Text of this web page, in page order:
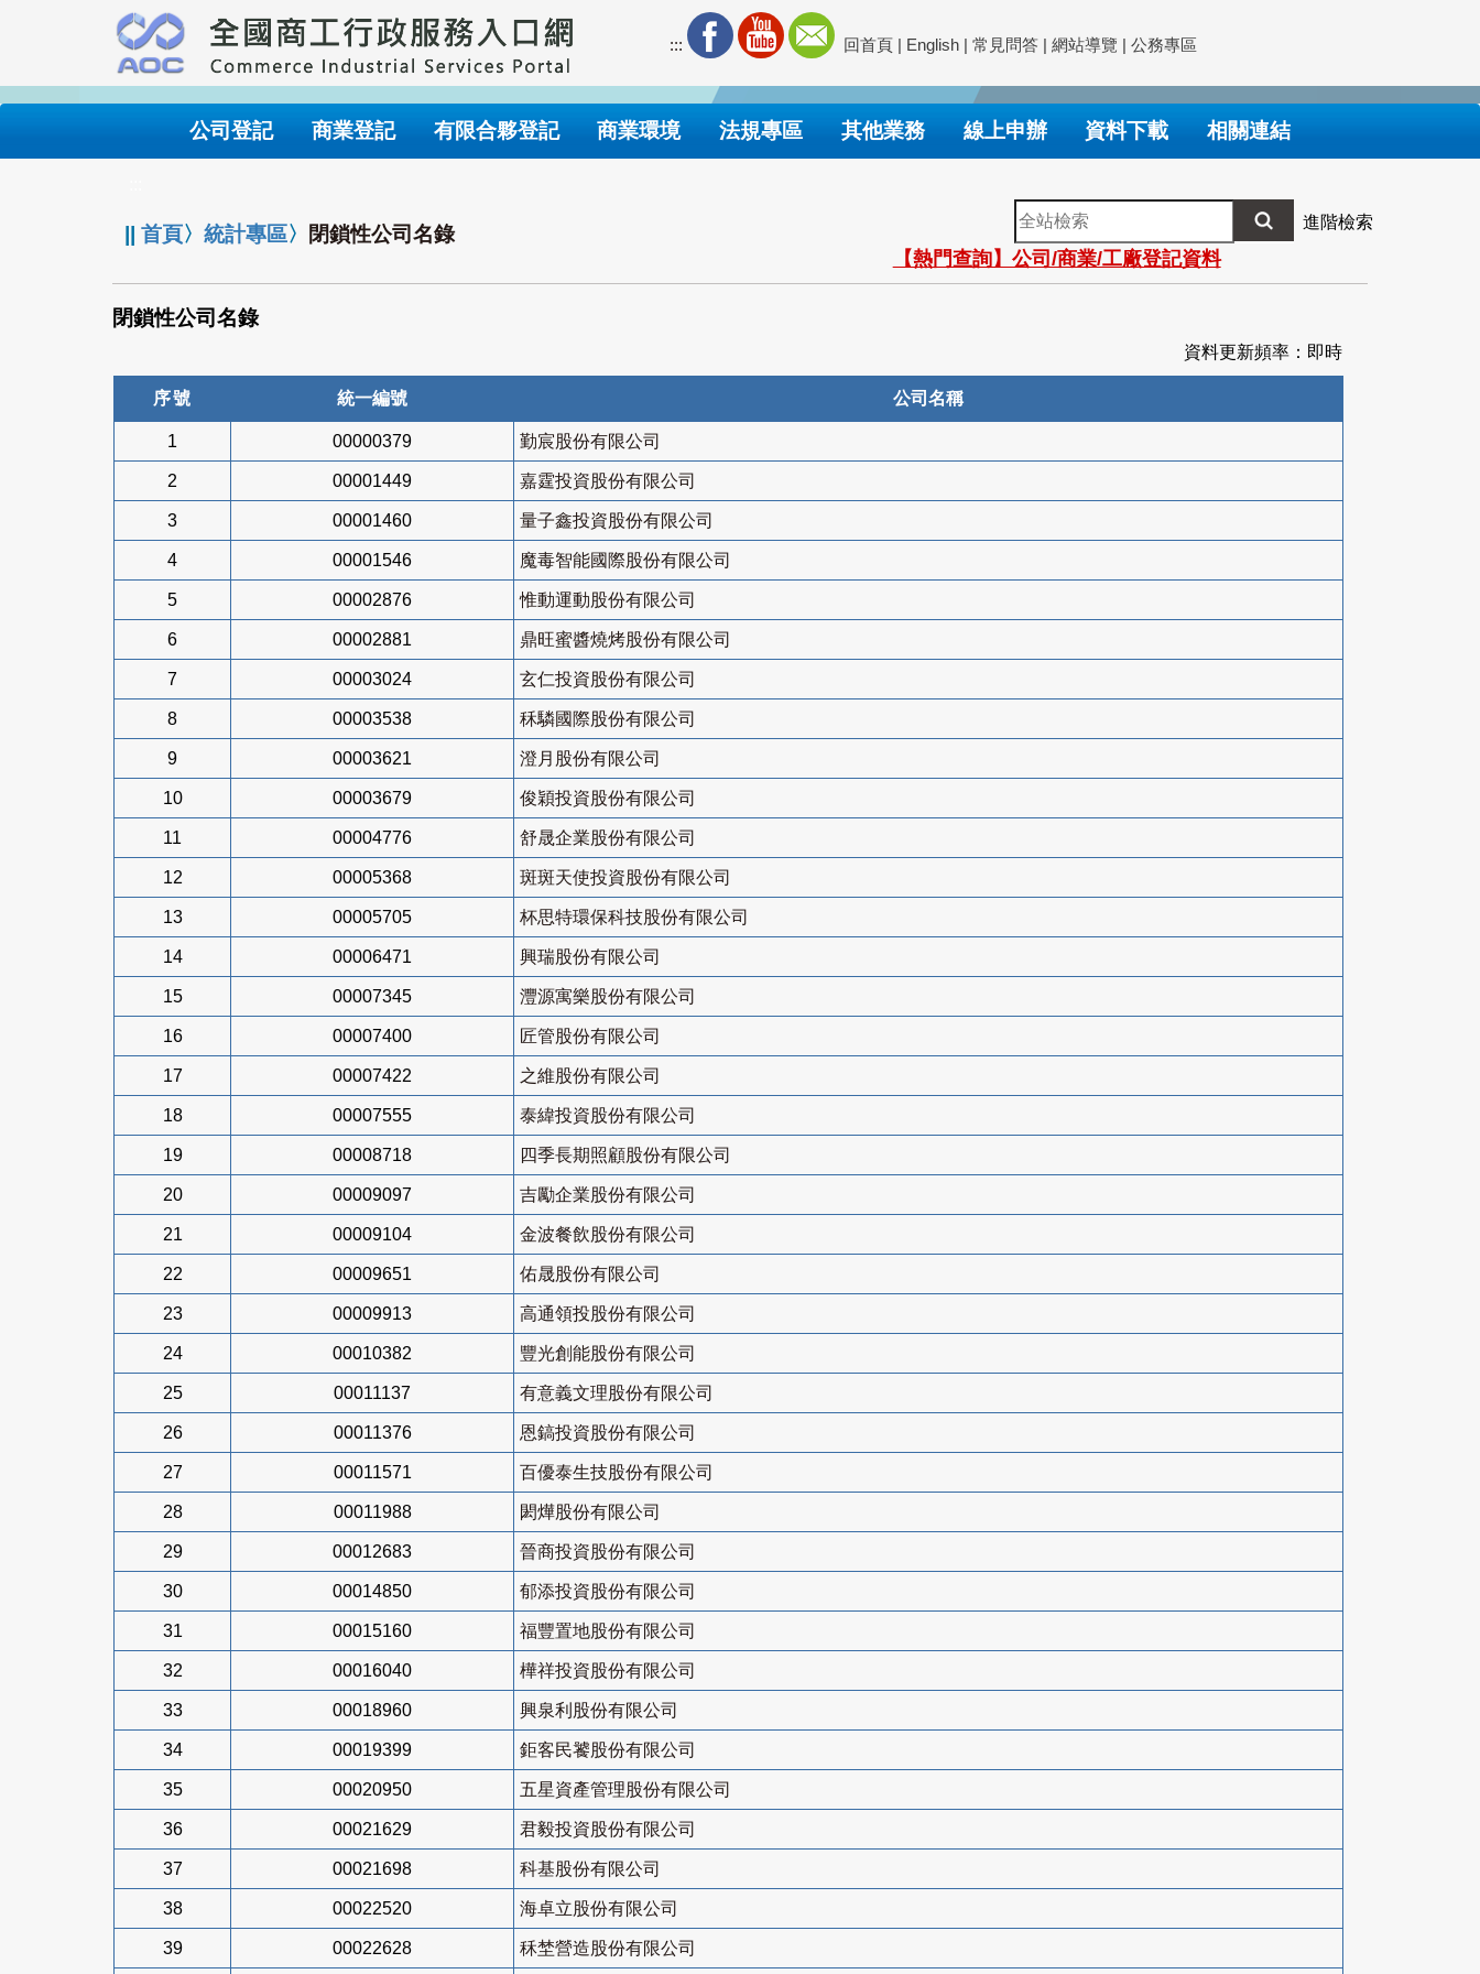
要
內
::: 回首頁 | English | 常見問答 | 網站導覽 | 公務專區
公司登記 商業登記 有限合夥登記 商業環境 法規專區 其他業務 線上申辦 資料下載 相關連結
||首頁〉統計專區〉 閉鎖性公司名錄
全
站
檢
索
進階檢索
【熱門查詢】公司/商業/工廠登記資料
閉鎖性公司名錄
資料更新頻率：即時
序號 統一編號 公司名稱
1 00000379 勤宸股份有限公司
2 00001449 嘉霆投資股份有限公司
3 00001460 量子鑫投資股份有限公司
4 00001546 魔毒智能國際股份有限公司
5 00002876 惟動運動股份有限公司
6 00002881 鼎旺蜜醬燒烤股份有限公司
7 00003024 玄仁投資股份有限公司
8 00003538 秝驎國際股份有限公司
9 00003621 澄月股份有限公司
10 00003679 俊穎投資股份有限公司
11 00004776 舒晟企業股份有限公司
12 00005368 斑斑天使投資股份有限公司
13 00005705 杯思特環保科技股份有限公司
14 00006471 興瑞股份有限公司
15 00007345 灃源寓樂股份有限公司
16 00007400 匠管股份有限公司
17 00007422 之維股份有限公司
18 00007555 泰緯投資股份有限公司
19 00008718 四季長期照顧股份有限公司
20 00009097 吉勵企業股份有限公司
21 00009104 金波餐飲股份有限公司
22 00009651 佑晟股份有限公司
23 00009913 高通領投股份有限公司
24 00010382 豐光創能股份有限公司
25 00011137 有意義文理股份有限公司
26 00011376 恩鎬投資股份有限公司
27 00011571 百優泰生技股份有限公司
28 00011988 閎燁股份有限公司
29 00012683 晉商投資股份有限公司
30 00014850 郁添投資股份有限公司
31 00015160 福豐置地股份有限公司
32 00016040 樺祥投資股份有限公司
33 00018960 興泉利股份有限公司
34 00019399 鉅客民饕股份有限公司
35 00020950 五星資產管理股份有限公司
36 00021629 君毅投資股份有限公司
37 00021698 科基股份有限公司
38 00022520 海卓立股份有限公司
39 00022628 秝埜營造股份有限公司